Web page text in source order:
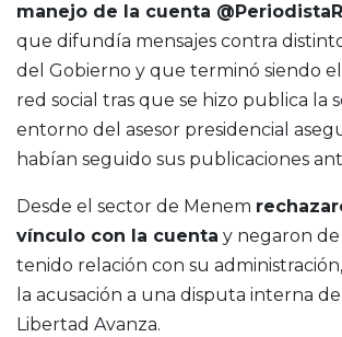
manejo de la cuenta
que difundía mensajes contra
del Gobierno y que terminó siendo
red social tras que se hizo publica la
entorno del asesor presidencial
habían seguido sus publicaciones
Desde el sector de Menem
vínculo con la cuenta y negaron
tenido relación con su
la acusación a una disputa interna
Libertad Avanza.